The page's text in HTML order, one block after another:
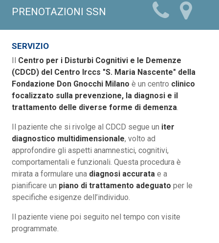
PRENOTAZIONI SSN
SERVIZIO
Il Centro per i Disturbi Cognitivi e le Demenze
(CDCD) del Centro Irccs "S. Maria Nascente" della
Fondazione Don Gnocchi Milano è un centro clinico
focalizzato sulla prevenzione, la diagnosi e il
trattamento delle diverse forme di demenza.
Il paziente che si rivolge al CDCD segue un iter
diagnostico multidimensionale, volto ad
approfondire gli aspetti anamnestici, cognitivi,
comportamentali e funzionali. Questa procedura è
mirata a formulare una diagnosi accurata e a
pianificare un piano di trattamento adeguato per le
specifiche esigenze dell’individuo.
Il paziente viene poi seguito nel tempo con visite
programmate.